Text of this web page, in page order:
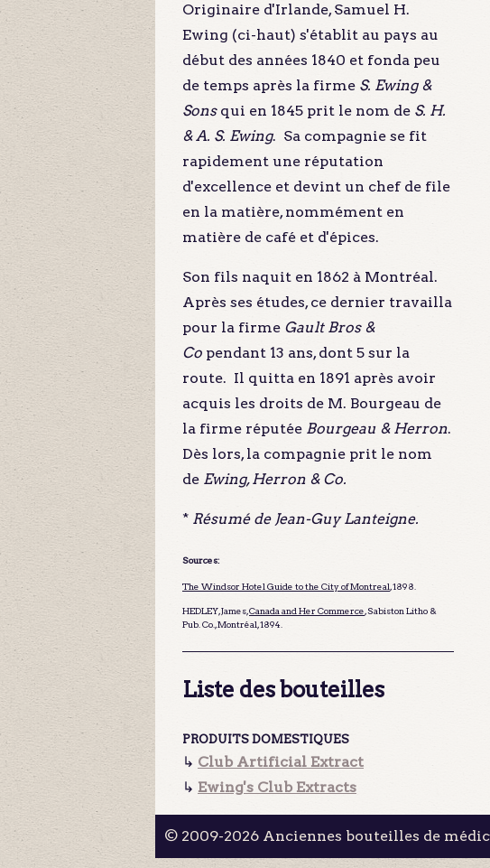
Originaire d'Irlande, Samuel H.
Ewing (ci-haut) s'établit au pays au
début des années 1840 et fonda peu
de temps après la firme S. Ewing &
Sonsqui en 1845 prit le nom de S. H.
& A. S. Ewing. Sa compagnie se fit
rapidement une réputation
d'excellence et devint un chef de file
en la matière, nommément en
matière de café et d'épices.
Son fils naquit en 1862 à Montréal.
Après ses études, ce dernier travailla
pour la firme Gault Bros &
Co pendant 13 ans, dont 5 sur la
route. Il quitta en 1891 après avoir
acquis les droits de M. Bourgeau de
la firme réputée Bourgeau & Herron.
Dès lors, la compagnie prit le nom
de Ewing, Herron & Co.
* Résumé de Jean-Guy Lanteigne.
Sources:
The Windsor Hotel Guide to the City of Montreal, 1898.
HEDLEY, James,Canada and Her Commerce, Sabiston Litho &
Pub. Co., Montréal, 1894.
Liste des bouteilles
PRODUITS DOMESTIQUES
↳ Club Artificial Extract
↳ Ewing's Club Extracts
© 2009-2026 Anciennes bouteilles de